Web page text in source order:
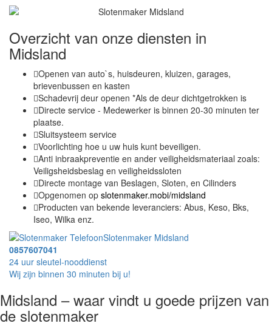
Overzicht van onze diensten in
Midsland
Openen van auto`s, huisdeuren, kluizen, garages,
brievenbussen en kasten
Schadevrij deur openen *Als de deur dichtgetrokken is
Directe service - Medewerker is binnen 20-30 minuten ter
plaatse.
Sluitsysteem service
Voorlichting hoe u uw huis kunt beveiligen.
Anti inbraakpreventie en ander veiligheidsmateriaal zoals:
Veiligsheidsbeslag en veiligheidssloten
Directe montage van Beslagen, Sloten, en Cilinders
Opgenomen op slotenmaker.mobi/midsland
Producten van bekende leveranciers: Abus, Keso, Bks,
Iseo, Wilka enz.
Slotenmaker Midsland
0857607041
24 uur sleutel-nooddienst
Wij zijn binnen 30 minuten bij u!
Midsland – waar vindt u goede prijzen van
de slotenmaker